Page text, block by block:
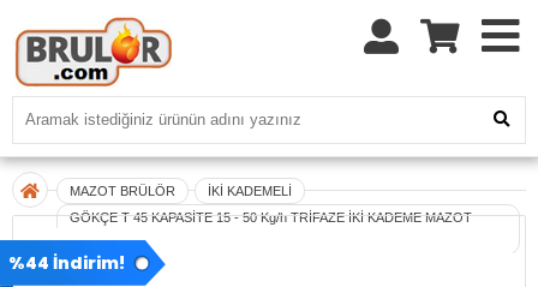
MAZOT BRÜLÖR
İKİ KADEMELİ
GÖKÇE T 45 KAPASİTE 15 - 50 Kg/h TRİFAZE İKİ KADEME MAZOT
BRÜLÖRÜ
%44 İndirim!